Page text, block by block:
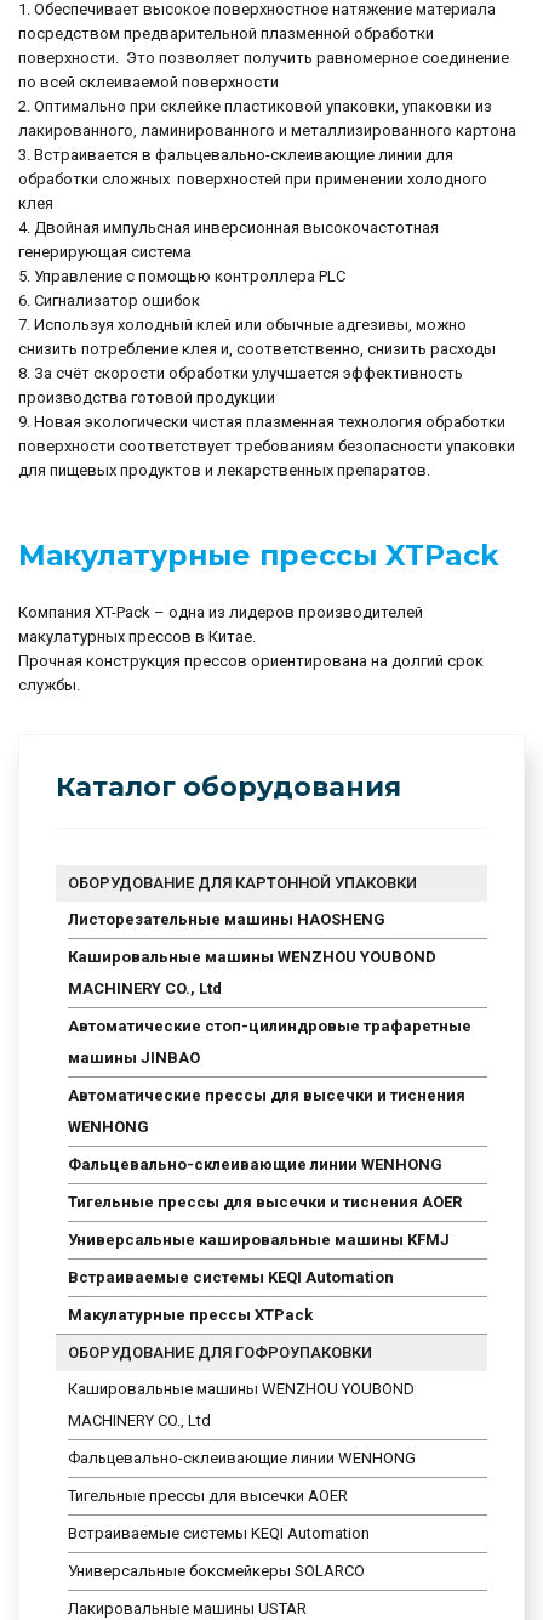
1. Обеспечивает высокое поверхностное натяжение материала
посредством предварительной плазменной обработки
поверхности. Это позволяет получить равномерное соединение
по всей склеиваемой поверхности
2. Оптимально при склейке пластиковой упаковки, упаковки из
лакированного, ламинированного и металлизированного картона
3. Встраивается в фальцевально-склеивающие линии для
обработки сложных поверхностей при применении холодного
клея
4. Двойная импульсная инверсионная высокочастотная
генерирующая система
5. Управление с помощью контроллера PLC
6. Сигнализатор ошибок
7. Используя холодный клей или обычные адгезивы, можно
снизить потребление клея и, соответственно, снизить расходы
8. За счёт скорости обработки улучшается эффективность
производства готовой продукции
9. Новая экологически чистая плазменная технология обработки
поверхности соответствует требованиям безопасности упаковки
для пищевых продуктов и лекарственных препаратов.
Макулатурные прессы XTPack
Компания XT-Pack – одна из лидеров производителей
макулатурных прессов в Китае.
Прочная конструкция прессов ориентирована на долгий срок
службы.
Каталог оборудования
ОБОРУДОВАНИЕ ДЛЯ КАРТОННОЙ УПАКОВКИ
Листорезательные машины HAOSHENG
Кашировальные машины WENZHOU YOUBOND
MACHINERY CO., Ltd
Автоматические стоп-цилиндровые трафаретные
машины JINBAO
Автоматические прессы для высечки и тиснения
WENHONG
Фальцевально-склеивающие линии WENHONG
Тигельные прессы для высечки и тиснения AOER
Универсальные кашировальные машины KFMJ
Встраиваемые системы KEQI Automation
Макулатурные прессы XTPack
ОБОРУДОВАНИЕ ДЛЯ ГОФРОУПАКОВКИ
Кашировальные машины WENZHOU YOUBOND
MACHINERY CO., Ltd
Фальцевально-склеивающие линии WENHONG
Тигельные прессы для высечки AOER
Встраиваемые системы KEQI Automation
Универсальные боксмейкеры SOLARCO
Лакировальные машины USTAR